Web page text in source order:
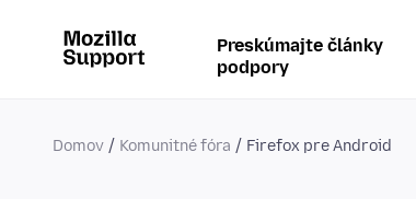
Preskúmajte články
podpory
Domov Komunitné fóra Firefox pre Android